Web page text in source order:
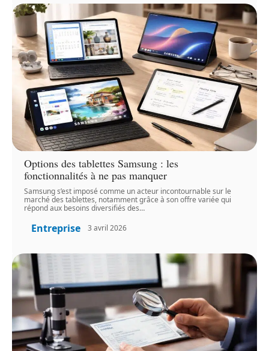
Options des tablettes Samsung : les
fonctionnalités à ne pas manquer
Samsung s’est imposé comme un acteur incontournable sur le
marché des tablettes, notamment grâce à son offre variée qui
répond aux besoins diversifiés des…
Entreprise 3 avril 2026